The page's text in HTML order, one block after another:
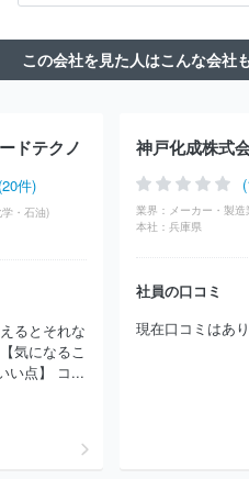
ス
エム・シー・ヘルスケアホー
式会社
株式会社ヤマハミュージ
式会社
株式会社武蔵野種苗園
株式会社山本製作所
ニチモウ株
株式会社日本ケアサプライ
住
会社
式会社
カルチュア・コンビニエ
富士フイルムグ
藤井
アビリティーズ・ケアネッ
株式会社ジィ・シィ企画
式会社
この会社を見た人はこんな会社
ドテクノ
件)
・石油)
るとそれな
気になるこ
い点】 コ...
神戸化成株式
業界： メーカー・製
本社： 兵庫県
社員の口コミ
現在口コミはあ